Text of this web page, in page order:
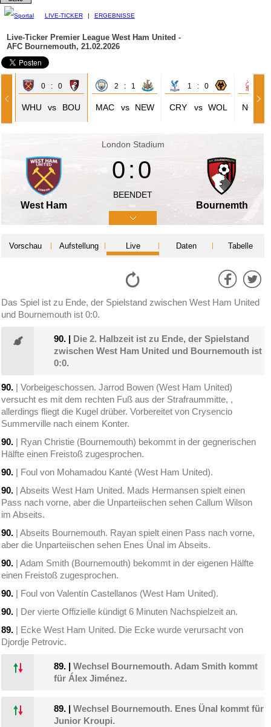
LIVE-TICKER | ERGEBNISSE
Live-Ticker Premier League West Ham United -
AFC Bournemouth, 21.02.2026
0 : 0
WHU vs BOU
2 : 1
MAC vs NEW
1 : 0
CRY vs WOL NOT
London Stadium
West Ham
0:0
BEENDET
Bournemth
Vorschau Aufstellung Live Daten Tabelle
Das Spiel ist zu Ende, der Spielstand zwischen West Ham United
und Bournemouth ist 0:0.
90. | Die 2. Halbzeit ist zu Ende, der Spielstand
zwischen West Ham United und Bournemouth ist
0:0.
90. | Vorbeigeschossen. Jarrod Bowen (West Ham United)
versucht es mit dem rechten Fuß aus der Strafraummitte, ,
allerdings fliegt die Kugel drüber. Vorbereitet von Crysencio
Summerville nach einem Konter.
90. | Ryan Christie (Bournemouth) bekommt in der gegnerischen
Hälfte einen Freistoß zugesprochen.
90. | Foul von Mohamadou Kanté (West Ham United).
90. | Abseits West Ham United. Mads Hermansen spielt einen
Pass nach vorne, aber die Unparteiischen sehen Callum Wilson
im Abseits.
90. | Abseits Bournemouth. Rayan spielt einen Pass nach vorne,
aber die Unparteiischen sehen Enes Ünal im Abseits.
90. | Adam Smith (Bournemouth) bekommt in der eigenen Hälfte
einen Freistoß zugesprochen.
90. | Foul von Valentín Castellanos (West Ham United).
90. | Der vierte Offizielle kündigt 6 Minuten Nachspielzeit an.
89. | Ecke West Ham United. Die Ecke wurde verursacht von
Djordje Petrovic.
89. |Wechsel Bournemouth. Adam Smith kommt
für Álex Jiménez.
89. |Wechsel Bournemouth. Enes Ünal kommt für
Junior Kroupi.